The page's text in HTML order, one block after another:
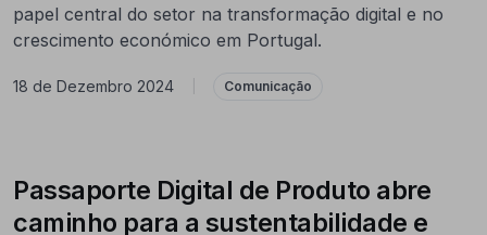
papel central do setor na transformação digital e no
crescimento económico em Portugal.
18 de Dezembro 2024 Comunicação
Passaporte Digital de Produto abre
caminho para a sustentabilidade e